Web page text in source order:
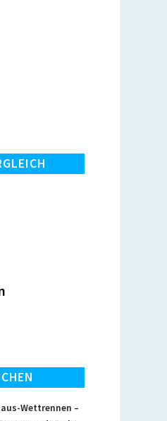
Wettrennen –